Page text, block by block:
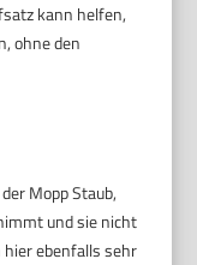
kann helfen,
ohne den
Mopp Staub,
und sie nicht
ebenfalls sehr